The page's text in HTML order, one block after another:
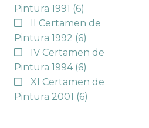
Pintura 1991 (6)
II Certamen de
Pintura 1992 (6)
IV Certamen de
Pintura 1994 (6)
XI Certamen de
Pintura 2001 (6)